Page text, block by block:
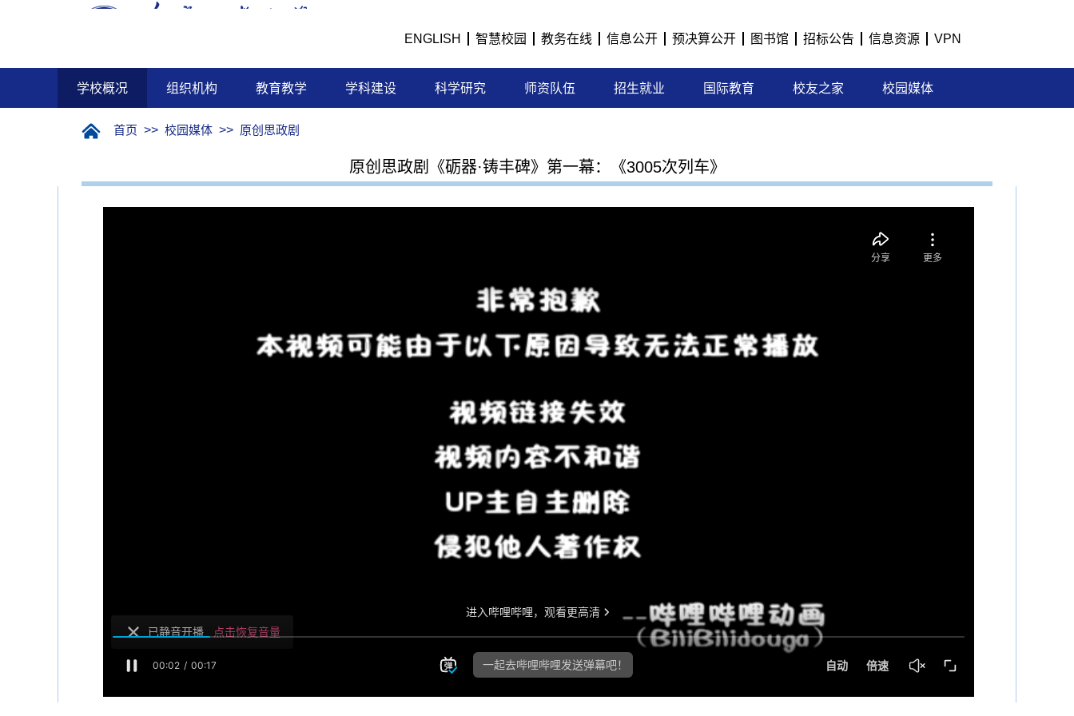
ENGLISH 智慧校园 教务在线 信息公开 预决算公开 图书馆 招标公告 信息资源 VPN
学校概况 组织机构 教育教学 学科建设 科学研究 师资队伍 招生就业 国际教育 校友之家 校园媒体
首页 >> 校园媒体 >> 原创思政剧
原创思政剧《砺器·铸丰碑》第一幕：《3005次列车》